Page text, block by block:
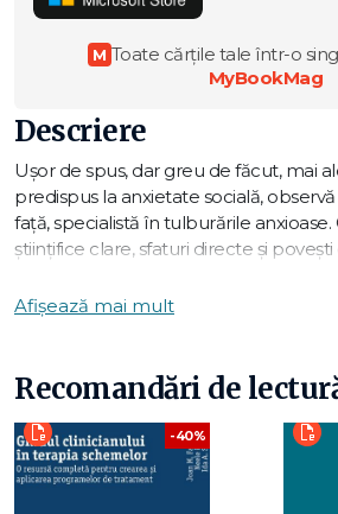
M Toate cărțile tale într-o
MyBookMag
Descriere
Ușor de spus, dar greu de făcut, mai
predispus la anxietate socială,
față, specialistă în tulburările
științifice clare, sfaturi directe și povești
surpinzătoare: orice timid are în sine
Cartea ajută cititorul să înțeleagă
dar și în ce fel mintea noastră poate fi
schimbarea unor comportamente și
tăcere a Criticului Interior – acea voce
șoptește: "Toți te vor judeca".
Afișează mai mult
Recomandări de
-40%